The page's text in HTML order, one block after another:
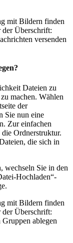
mit Bildern finden
Überschrift:
versenden
Dateien zu
machen. Wählen
der
Sie nun eine
Zur einfachen
Ordnerstruktur.
die sich in
wechseln Sie in den
Hochladen“-
mit Bildern finden
Überschrift:
ablegen